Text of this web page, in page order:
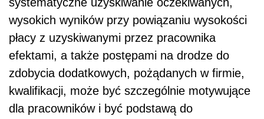
wysokich wyników przy powiązaniu wysokości
płacy z uzyskiwanymi przez pracownika
efektami, a także postępami na drodze do
zdobycia dodatkowych, pożądanych w firmie,
kwalifikacji, może być szczególnie motywujące
dla pracowników i być podstawą do